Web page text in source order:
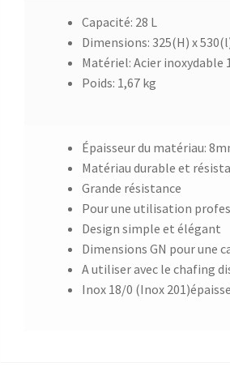
Capacité: 28 L
Dimensions: 325(H) x
Matériel: Acier inoxydable
Poids: 1,67 kg
Épaisseur du matériau:
Matériau durable et
Grande résistance
Pour une utilisation
Design simple et élégant
Dimensions GN pour une
A utiliser avec le chafing
Inox 18/0 (Inox